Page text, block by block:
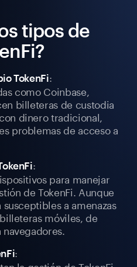
tipos de
TokenFi:
como Coinbase,
billeteras de custodia
dinero tradicional,
problemas de acceso a
:
para manejar
de TokenFi. Aunque
a amenazas
móviles, de
: